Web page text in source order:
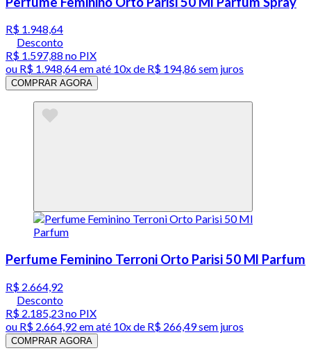
R$ 1.948,64
Desconto
R$ 1.597,88 no PIX
ou R$ 1.948,64em até 10x de R$ 194,86 sem juros
COMPRAR AGORA
Perfume Feminino Terroni Orto Parisi 50 Ml Parfum
R$ 2.664,92
Desconto
R$ 2.185,23no PIX
ou R$ 2.664,92 em até 10x de R$ 266,49 sem juros
COMPRAR AGORA